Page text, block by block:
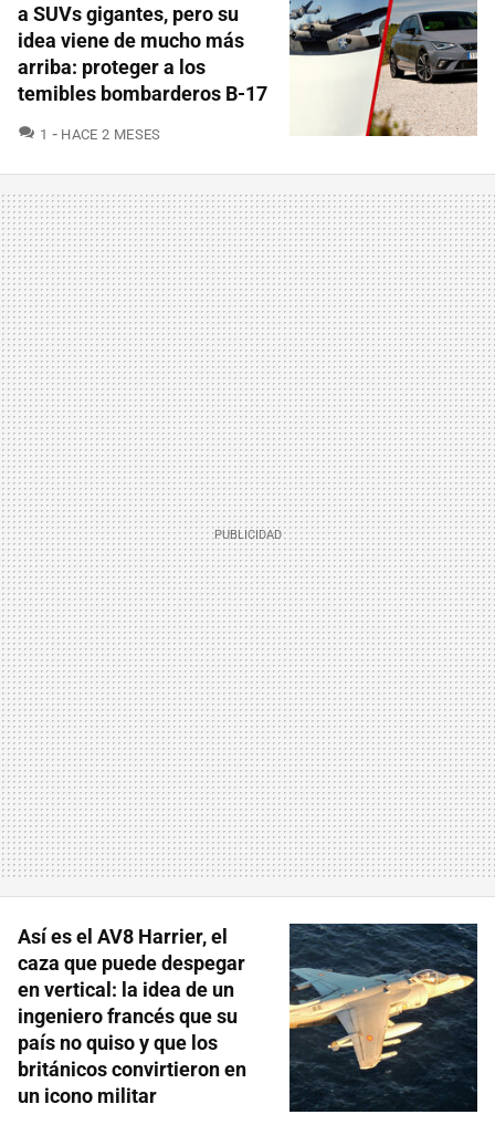
a SUVs gigantes, pero su
idea viene de mucho más
arriba: proteger a los
temibles bombarderos B-17
1 COMENTARIOS
HACE 2 MESES
Así es el AV8 Harrier, el
caza que puede despegar
en vertical: la idea de un
ingeniero francés que su
país no quiso y que los
británicos convirtieron en
un icono militar